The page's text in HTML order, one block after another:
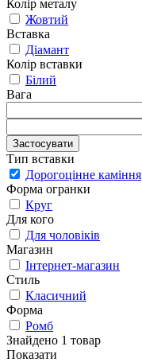
Колір металу
Жовтий
Вставка
Діамант
Колір вставки
Білий
Вага
Застосувати
Тип вставки
Дорогоцінне каміння
Форма огранки
Круг
Для кого
Для чоловіків
Магазин
Інтернет-магазин
Стиль
Класичний
Форма
Ромб
Знайдено 1 товар
Показати